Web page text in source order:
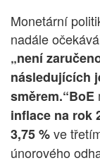
Monetární
nadále
„není
následujících
směrem.“BoE
inflace na rok
3,75 %ve
únorového